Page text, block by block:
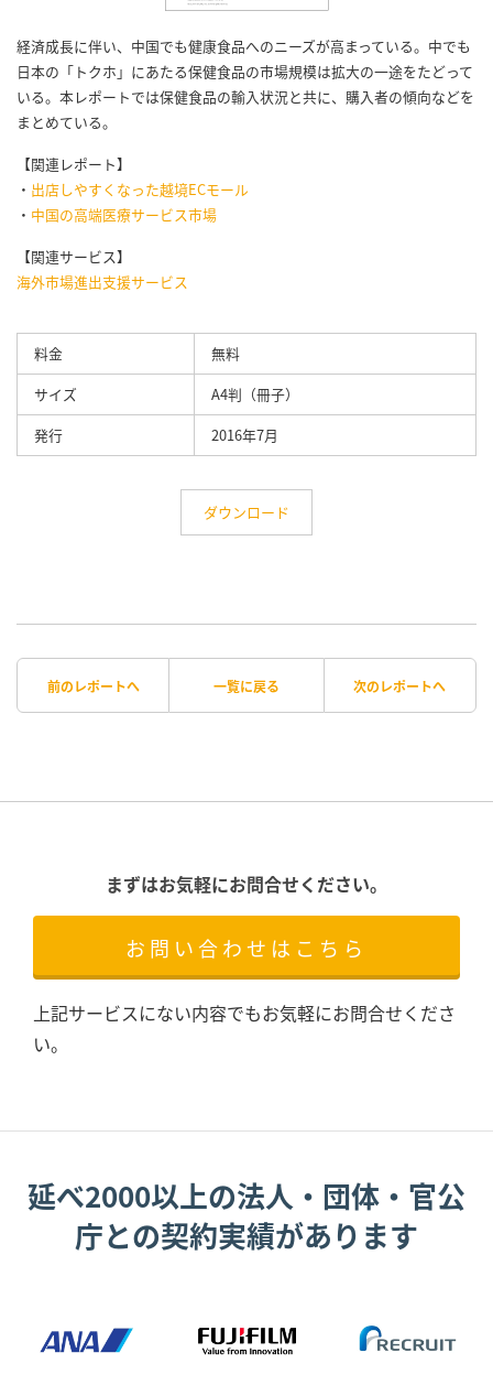
経済成長に伴い、中国でも健康食品へのニーズが高まっている。中でも
日本の「トクホ」にあたる保健食品の市場規模は拡大の一途をたどって
いる。本レポートでは保健食品の輸入状況と共に、購入者の傾向などを
まとめている。
【関連レポート】
・ 出店しやすくなった越境ECモール
・ 中国の高端医療サービス市場
【関連サービス】
海外市場進出支援サービス
料金
無料
サイズ
A4判（冊子）
発行
2016年7月
ダウンロード
前のレポートへ 一覧に戻る 次のレポートへ
まずはお気軽にお問合せください。
お問い合わせはこちら
上記サービスにない内容でもお気軽にお問合せくださ
い。
延べ2000以上の法人・団体・官公
庁との契約実績があります